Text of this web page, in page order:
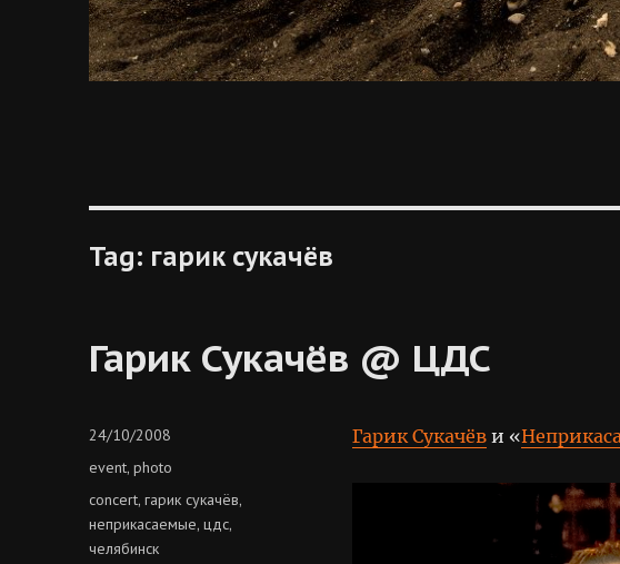
Tag: гарик сукачёв
Гарик Сукачёв @ ЦДС
Гарик Сукачёви «
Posted
24/10/2008
Categories
event,photo
Tags
concert,гарик сукачёв,
неприкасаемые,цдс,
челябинск